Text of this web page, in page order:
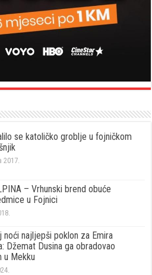
se katoličko groblje u fojničkom
2017.
– Vrhunski brend obuće
u Fojnici
noći najljepši poklon za Emira
Džemat Dusina ga obradovao
u Mekku